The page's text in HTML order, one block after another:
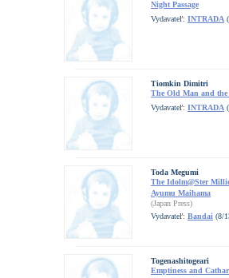
Night Passage
Vydavateľ: INTRADA
Tiomkin Dimitri
The Old Man and the
Vydavateľ: INTRADA
Toda Megumi
The Idolm@Ster
Ayumu Maihama
(Japan Press)
Vydavateľ: Bandai (8/
Togenashitogeari
Emptiness and